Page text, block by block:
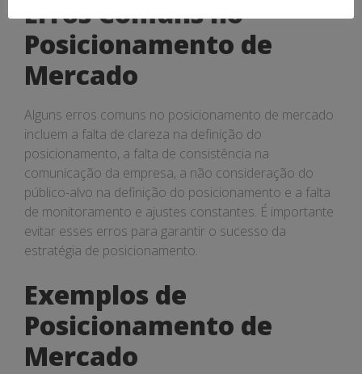
Erros Comuns no
Posicionamento de
Mercado
Alguns erros comuns no posicionamento de mercado
incluem a falta de clareza na definição do
posicionamento, a falta de consistência na
comunicação da empresa, a não consideração do
público-alvo na definição do posicionamento e a falta
de monitoramento e ajustes constantes. É importante
evitar esses erros para garantir o sucesso da
estratégia de posicionamento.
Exemplos de
Posicionamento de
Mercado